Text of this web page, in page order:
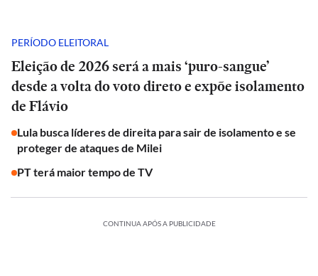
PERÍODO ELEITORAL
Eleição de 2026 será a mais ‘puro-sangue’
desde a volta do voto direto e expõe isolamento
de Flávio
Lula busca líderes de direita para sair de isolamento e se
proteger de ataques de Milei
PT terá maior tempo de TV
CONTINUA APÓS A PUBLICIDADE